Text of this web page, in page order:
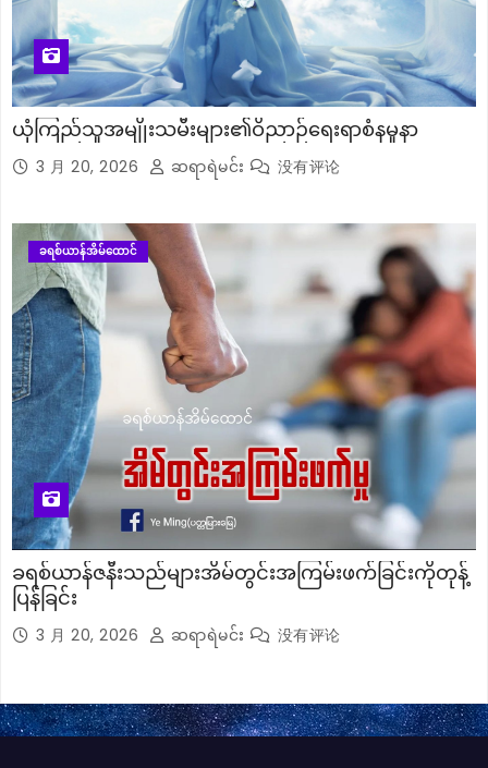
ယုံကြည်သူအမျိုးသမီးများ၏ဝိညာဉ်ရေးရာစံနမူနာ
3 月 20, 2026 ဆရာရဲမင်း 没有评论
ခရစ်ယာန်အိမ်ထောင်
ခရစ်ယာန်ဇနီးသည်များအိမ်တွင်းအကြမ်းဖက်ခြင်းကိုတုန့်
ပြန်ခြင်း
3 月 20, 2026 ဆရာရဲမင်း 没有评论